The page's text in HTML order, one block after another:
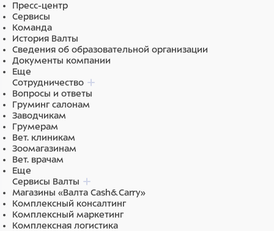
Пресс-центр
Сервисы
Команда
История Валты
Сведения об образовательной организации
Документы компании
Еще
Сотрудничество
Вопросы и ответы
Груминг салонам
Заводчикам
Грумерам
Вет. клиникам
Зоомагазинам
Вет. врачам
Еще
Сервисы Валты
Магазины «Валта Cash&Carry»
Комплексный консалтинг
Комплексный маркетинг
Комплексная логистика